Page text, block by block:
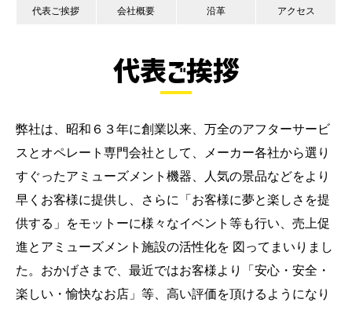
代表ご挨拶 会社概要 沿革 アクセス
代表ご挨拶
弊社は、昭和６３年に創業以来、万全のアフターサービ
スとオペレート専門会社として、メーカー各社から選り
すぐったアミューズメント機器、人気の景品などをより
早くお客様に提供し、さらに「お客様に夢と楽しさを提
供する」をモットーに様々なイベント等も行い、売上促
進とアミューズメント施設の活性化を 図ってまいりまし
た。おかげさまで、最近ではお客様より「安心・安全・
楽しい・愉快なお店」等、高い評価を頂けるようになり